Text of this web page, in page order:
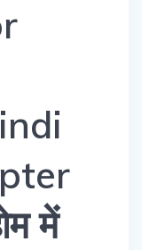
में